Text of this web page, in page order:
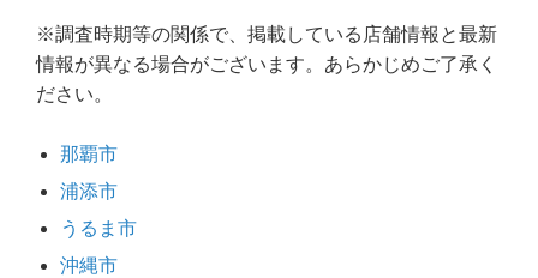
※調査時期等の関係で、掲載している店舗情報と最新
情報が異なる場合がございます。あらかじめご了承く
ださい。
那覇市
浦添市
うるま市
沖縄市